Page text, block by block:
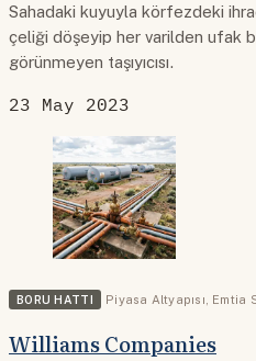
Sahadaki kuyuyla körfezdeki
çeliği döşeyip her varilden ufak
görünmeyen taşıyıcısı.
23 May 2023
BORU HATTI Piyasa Altyapısı Emtia
Williams Companies